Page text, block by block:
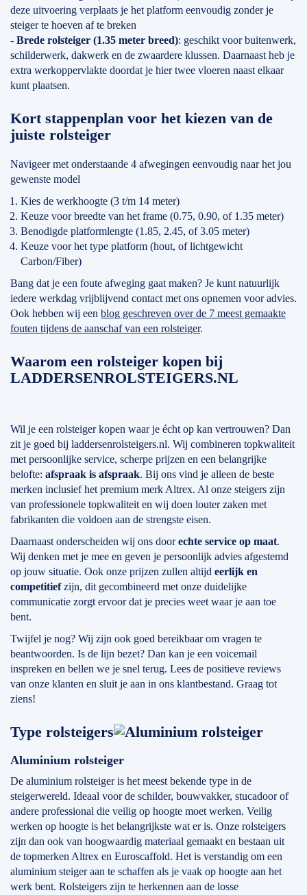
deze uitvoering verplaats je het platform eenvoudig zonder je
steiger te hoeven af te breken
- Brede rolsteiger (1.35 meter breed): geschikt voor buitenwerk,
schilderwerk, dakwerk en de zwaardere klussen. Daarnaast heb je
extra werkoppervlakte doordat je hier twee vloeren naast elkaar
kunt plaatsen.
Kort stappenplan voor het kiezen van de
juiste rolsteiger
Navigeer met onderstaande 4 afwegingen eenvoudig naar het jou
gewenste model
Kies de werkhoogte (3 t/m 14 meter)
Keuze voor breedte van het frame (0.75, 0.90, of 1.35 meter)
Benodigde platformlengte (1.85, 2.45, of 3.05 meter)
Keuze voor het type platform (hout, of lichtgewicht
Carbon/Fiber)
Bang dat je een foute afweging gaat maken? Je kunt natuurlijk
iedere werkdag vrijblijvend contact met ons opnemen voor advies.
Ook hebben wij een blog geschreven over de 7 meest gemaakte
fouten tijdens de aanschaf van een rolsteiger.
Waarom een rolsteiger kopen bij
LADDERSENROLSTEIGERS.NL
Wil je een rolsteiger kopen waar je écht op kan vertrouwen? Dan
zit je goed bij laddersenrolsteigers.nl. Wij combineren topkwaliteit
met persoonlijke service, scherpe prijzen en een belangrijke
belofte: afspraak is afspraak. Bij ons vind je alleen de beste
merken inclusief het premium merk Altrex. Al onze steigers zijn
van professionele topkwaliteit en wij doen louter zaken met
fabrikanten die voldoen aan de strengste eisen.
Daarnaast onderscheiden wij ons doorechte service op maat.
Wij denken met je mee en geven je persoonlijk advies afgestemd
op jouw situatie. Ook onze prijzen zullen altijd eerlijk en
competitiefzijn, dit gecombineerd met onze duidelijke
communicatie zorgt ervoor dat je precies weet waar je aan toe
bent.
Twijfel je nog? Wij zijn ook goed bereikbaar om vragen te
beantwoorden. Is de lijn bezet? Dan kan je een voicemail
inspreken en bellen we je snel terug. Lees de positieve reviews
van onze klanten en sluit je aan in ons klantbestand. Graag tot
ziens!
Type rolsteigers
Aluminium rolsteiger
De aluminium rolsteiger is het meest bekende type in de
steigerwereld. Ideaal voor de schilder, bouwvakker, stucadoor of
andere professional die veilig op hoogte moet werken. Veilig
werken op hoogte is het belangrijkste wat er is. Onze rolsteigers
zijn dan ook van hoogwaardig materiaal gemaakt en bestaan uit
de topmerken Altrex en Euroscaffold. Het is verstandig om een
aluminium steiger aan te schaffen als je vaak op hoogte aan het
werk bent. Rolsteigers zijn te herkennen aan de losse